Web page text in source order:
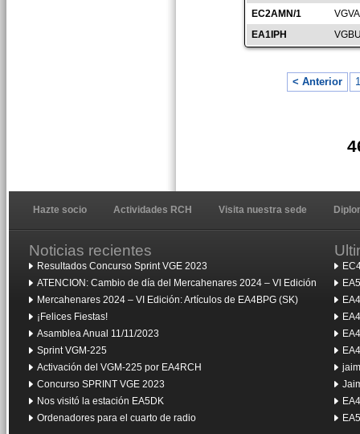
EC2AMN/1
EA1IPH
< Anterior 1
Hazte socio Actividades RCH Visita nuestra sede
Noticias recientes
Resultados Concurso Sprint VGE 2023
ATENCION: Cambio de día del Mercahenares 2024 – VI Edición
Mercahenares 2024 – VI Edición: Artículos de EA4BPG (SK)
¡Felices Fiestas!
Asamblea Anual 11/11/2023
Sprint VGM-225
Activación del VGM-225 por EA4RCH
Concurso SPRINT VGE 2023
Nos visitó la estación EA5DK
Ordenadores para el cuarto de radio